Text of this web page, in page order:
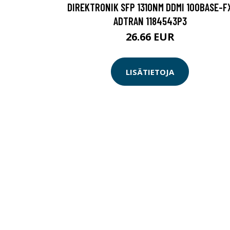
DIREKTRONIK SFP 1310NM DDMI 100BASE-
ADTRAN 1184543P3
26.66 EUR
LISÄTIETOJA